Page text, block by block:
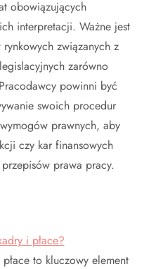
obowiązujących
interpretacji. Ważne jest
związanych z
zarówno
powinni być
swoich procedur
prawnych, aby
czy kar finansowych
prawa pracy.
i płace?
to kluczowy element